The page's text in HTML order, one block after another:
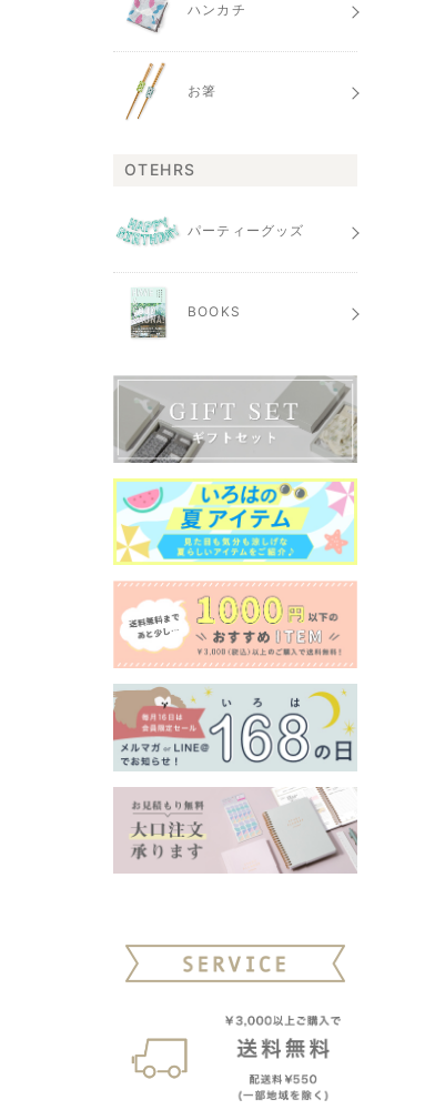
ハンカチ
お箸
OTEHRS
パーティーグッズ
BOOKS